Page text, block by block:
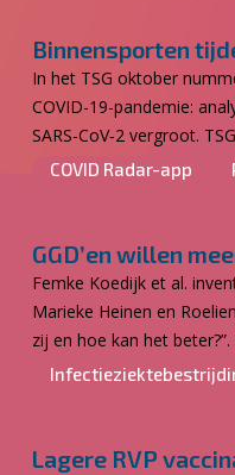
Binnensporten
In het TSG oktober
COVID-19-pandemie:
SARS-CoV‑2 vergroot.
COVID Radar-app
GGD’en willen
Femke Koedijk et al.
Marieke Heinen en
zij en hoe kan het
Lagere RVP